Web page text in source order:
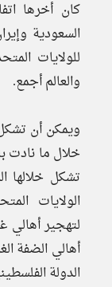
كان أخرها
السعودية
للولايات
والعالم أجمع.
ويمكن أن
خلال ما نادت
تشكل خلالها
الولايات
لتهجير أهالي
أهالي الضفة
الدولة